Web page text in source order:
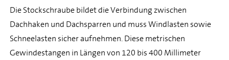
Die Stockschraube bildet die Verbindung zwischen
Dachhaken und Dachsparren und muss Windlasten sowie
Schneelasten sicher aufnehmen. Diese metrischen
Gewindestangen in Längen von 120 bis 400 Millimeter